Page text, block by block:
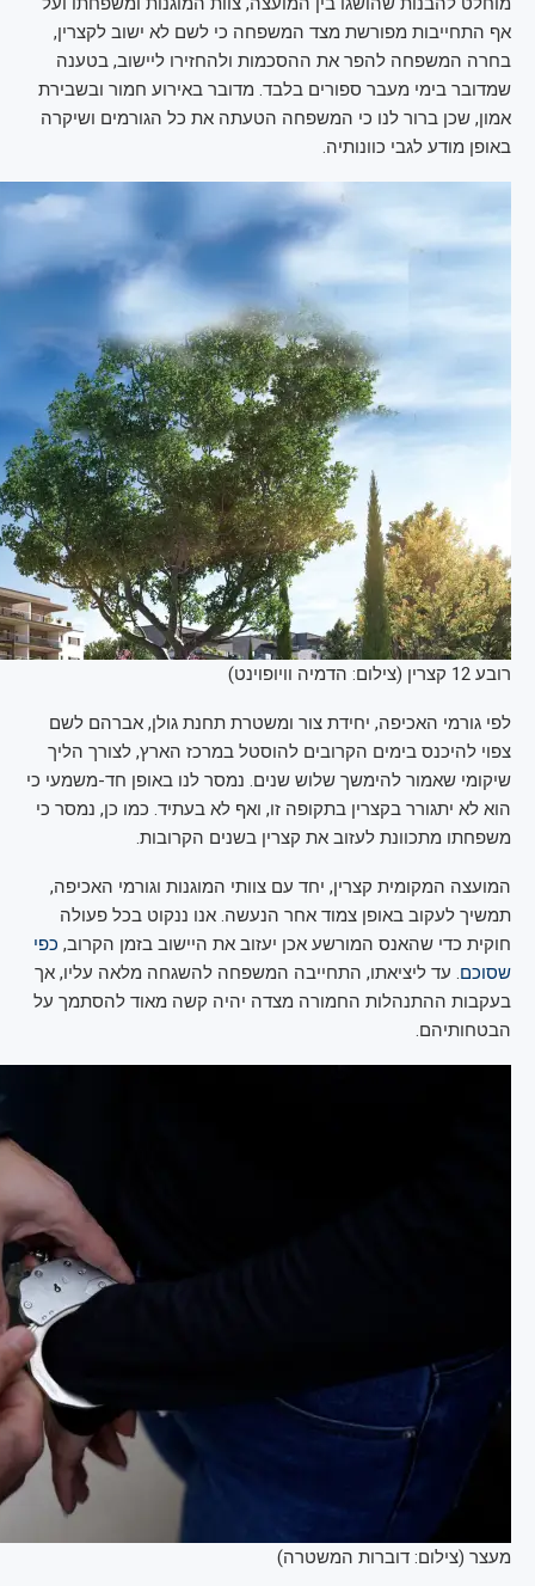
אף התחייבות מפורשת מצד המשפחה כי לשם לא ישוב לקצרין,
בחרה המשפחה להפר את ההסכמות ולהחזירו ליישוב, בטענה
שמדובר בימי מעבר ספורים בלבד. מדובר באירוע חמור ובשבירת
אמון, שכן ברור לנו כי המשפחה הטעתה את כל הגורמים ושיקרה
באופן מודע לגבי כוונותיה.
רובע 12 קצרין (צילום: הדמיה וויופוינט)
לפי גורמי האכיפה, יחידת צור ומשטרת תחנת גולן, אברהם לשם
צפוי להיכנס בימים הקרובים להוסטל במרכז הארץ, לצורך הליך
שיקומי שאמור להימשך שלוש שנים. נמסר לנו באופן חד-משמעי כי
הוא לא יתגורר בקצרין בתקופה זו, ואף לא בעתיד. כמו כן, נמסר כי
משפחתו מתכוונת לעזוב את קצרין בשנים הקרובות.
המועצה המקומית קצרין, יחד עם צוותי המוגנות וגורמי האכיפה,
תמשיך לעקוב באופן צמוד אחר הנעשה. אנו ננקוט בכל פעולה
חוקית כדי שהאנס המורשע אכן יעזוב את היישוב בזמן הקרוב, כפי
שסוכם. עד ליציאתו, התחייבה המשפחה להשגחה מלאה עליו, אך
בעקבות ההתנהלות החמורה מצדה יהיה קשה מאוד להסתמך על
הבטחותיהם.
מעצר (צילום: דוברות המשטרה)